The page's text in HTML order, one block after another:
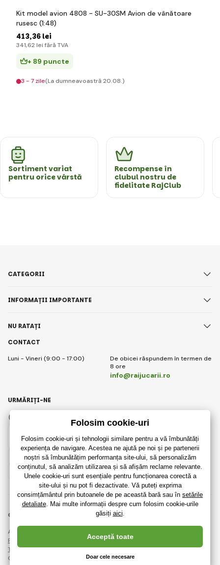
Kit model avion 4808 - SU-30SM Avion de vânătoare
rusesc (1:48)
413,36 lei
341,62 lei fără TVA
+ 89 puncte
3 - 7 zile(La dumneavoastră 20.08.)
Sortiment variat
pentru orice vârstă
Recompense în
clubul nostru de
fidelitate RajClub
CONTACT
Luni - Vineri (9:00 - 17:00)
De obicei răspundem în termen de
8 ore
info@raijucarii.ro
CATEGORII
INFORMAȚII IMPORTANTE
NU RATAȚI
Romanian
URMĂRIȚI-NE
Instagram
© 2018 - 2026 RaiJucării.ro, Toate drepturile rezervate
Această pagină este protejată prin reCAPTCHA și se aplică
Regulile de protecție a datelor personalecompaniile Google și ale lor
Termeni și condiții.
Crearea de magazine online eficiente de laRIESENIA